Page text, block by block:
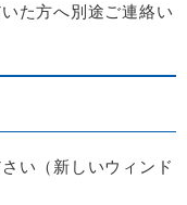
た方へ別途ご連絡い
い（新しいウィンド